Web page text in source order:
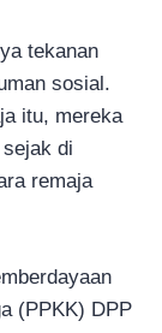
tekanan
sosial.
itu, mereka
di
remaja
(PPKK) DPP